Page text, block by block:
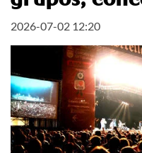
2026-07-02 12:20